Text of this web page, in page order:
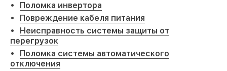
Поломка инвертора
Повреждение кабеля питания
Неисправность системы защиты от
перегрузок
Поломка системы автоматического
отключения